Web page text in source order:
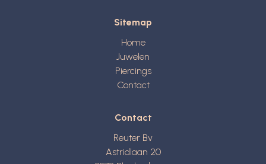
Sitemap
Home
Juwelen
Piercings
Contact
Contact
Reuter Bv
Astridlaan 20